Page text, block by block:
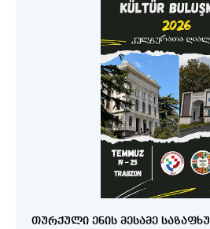
ᲗᲣᲠᲥᲣᲚᲘ ᲔᲜᲘᲡ ᲛᲔᲡᲐᲛᲔ